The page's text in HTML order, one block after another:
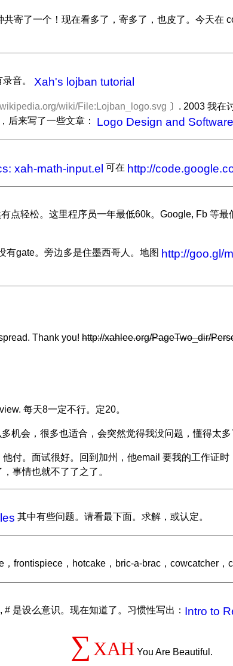
寄了一个！现在看多了，寄多了，也皮了。今天在
音。 Xah's lojban tutorial
wiki/File:Lojban_logo.svg 〕. 2003 我在
后来写了一些文章： Logo Design and
xah-math-input.el 可在 http://
点轻松。这里程序员一年最低60k。Google, Fb 等
有gate。旁边多是住墨西哥人。地图 http://goo.gl/
Thank you! http://xahlee.org/PageTwo_dir/
每天8一定不行。定20。
机会，很多也适合，会突然觉得我没问题，懂得太
付。面试很好。回到加州，他email 要我的工作证
事情也就不了了之了。
其中有些问题。请看最下面。求解，或认定。
frontispiece，hotcake，bric-a-brac，cowcatcher，
是设么意识。现在知道了。习惯性写出： Intro to
∑ XAH You Are Beautiful.